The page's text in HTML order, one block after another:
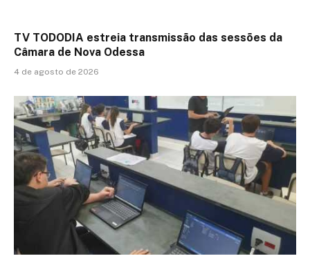
TV TODODIA estreia transmissão das sessões da
Câmara de Nova Odessa
4 de agosto de 2026